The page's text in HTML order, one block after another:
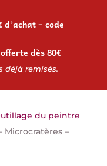
d’achat – code
dès 80€
déjà remisés.
du peintre
Microcratères –